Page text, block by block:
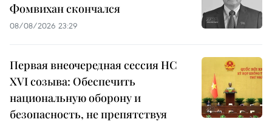
Фомвихан скончался
08/08/2026 23:29
Первая внеочередная сессия НС
XVI созыва: Обеспечить
национальную оборону и
безопасность, не препятствуя